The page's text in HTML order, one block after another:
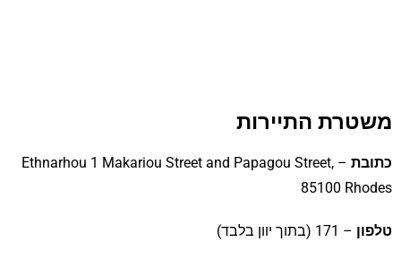
משטרת התיירות
כתובת
– Ethnarhou 1 Makariou Street and Papagou Street,
85100 Rhodes
טלפון – 171 (בתוך יוון בלבד)